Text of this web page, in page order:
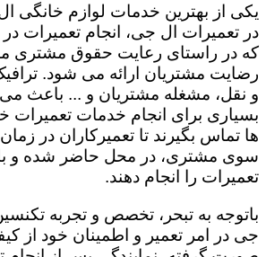
یکی از بهترین خدمات لوازم خانگی
در تعمیرات ال جی، انجام تعمیرات
که در راستای رعایت حقوق مشتری
رضایت مشتریان ارائه می شود.
و نقل، مشغله مشتریان و ... باعث
بسیاری برای انجام خدمات تعمیرات
ها تماس بگیرند تا تعمیرکاران در
سوی مشتری، در محل حاضر شده و
تعمیرات را انجام دهند.
باتوجه به تبحر، تخصص و تجربه
جی در امر تعمیر و اطمینان خود از